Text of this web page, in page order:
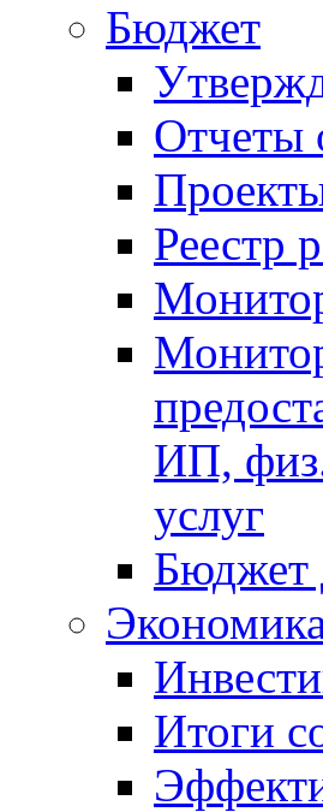
Бюджет
Отчеты
Реестр
ИП, физ.
услуг
Бюджет
Итоги